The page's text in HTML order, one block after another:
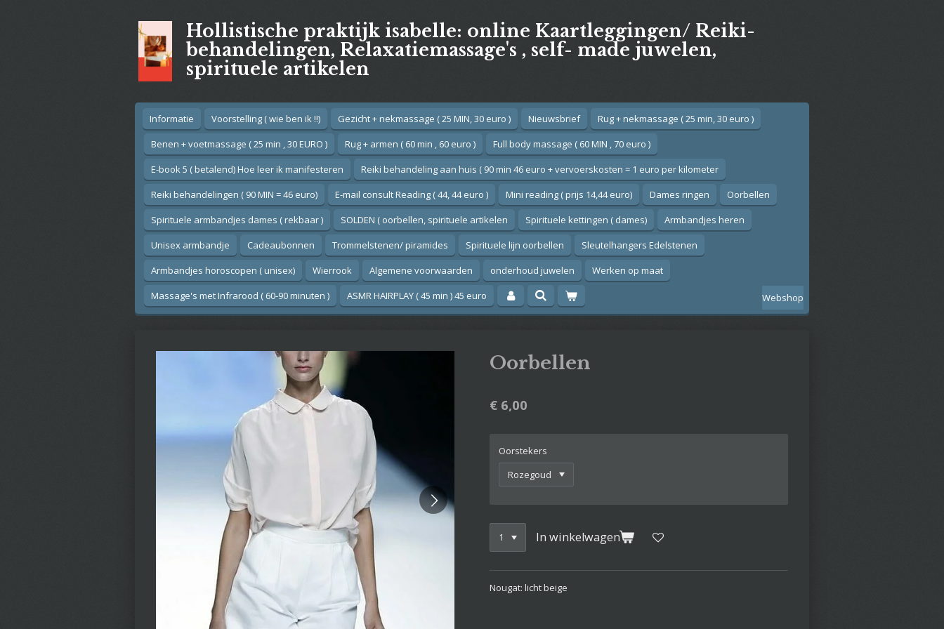
Hollistische praktijk isabelle: online Kaartleggingen/ Reiki-
behandelingen, Relaxatiemassage's , self- made juwelen,
spirituele artikelen
Informatie Voorstelling ( wie ben ik !!) Gezicht + nekmassage ( 25 MIN, 30 euro ) Nieuwsbrief
Rug + nekmassage ( 25 min, 30 euro )
Benen + voetmassage ( 25 min , 30 EURO )
Rug + armen ( 60 min , 60 euro )
Full body massage ( 60 MIN , 70 euro )
E-book 5 ( betalend) Hoe leer ik manifesteren
Reiki behandeling aan huis ( 90 min 46 euro + vervoerskosten = 1 euro per kilometer
Reiki behandelingen ( 90 MIN = 46 euro)
E-mail consult Reading ( 44, 44 euro ) Mini reading ( prijs 14,44 euro) Dames ringen
Oorbellen
Spirituele armbandjes dames ( rekbaar )
SOLDEN ( oorbellen, spirituele artikelen Spirituele kettingen ( dames)
Armbandjes heren
Unisex armbandje
Cadeaubonnen Trommelstenen/ piramides Spirituele lijn oorbellen
Sleutelhangers Edelstenen
Armbandjes horoscopen ( unisex)
Wierrook Algemene voorwaarden onderhoud juwelen
Werken op maat
Massage's met Infrarood ( 60-90 minuten )
ASMR HAIRPLAY ( 45 min ) 45 euro Webshop
Oorbellen
€ 6,00
Oorstekers
In winkelwagen
Nougat: licht beige